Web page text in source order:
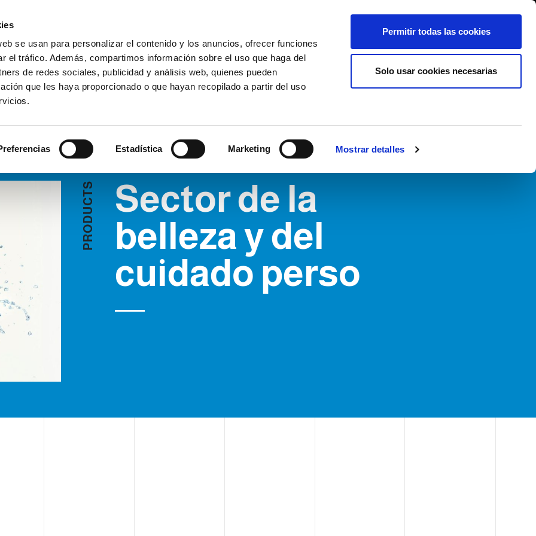
se usan para personalizar el contenido y los anuncios, ofrecer funciones
el tráfico. Además, compartimos información sobre el uso que haga del
de redes sociales, publicidad y análisis web, quienes pueden
que les haya proporcionado o que hayan recopilado a partir del uso
Estadística Marketing Mostrar detalles
Permitir todas las cookies
Solo usar cookies necesarias
Whistleblowing International/Español
EMPRESA PRODUCTOS VIDEO BLOG CASE HISTORY SERVICIOS
P
R
O
D
U
C
T
S
Sector de la
belleza y del
cuidado perso
belleza y del cuidado perso SOLICITAR INFORMACIÓN